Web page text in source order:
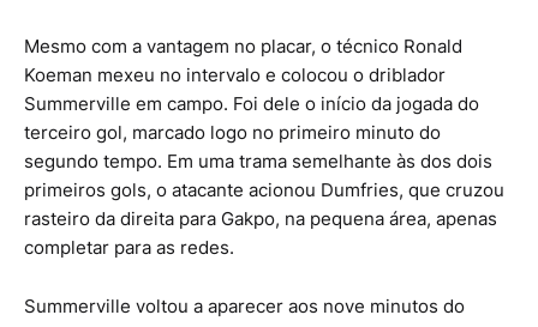
Mesmo com a vantagem no placar, o técnico Ronald
Koeman mexeu no intervalo e colocou o driblador
Summerville em campo. Foi dele o início da jogada do
terceiro gol, marcado logo no primeiro minuto do
segundo tempo. Em uma trama semelhante às dos dois
primeiros gols, o atacante acionou Dumfries, que cruzou
rasteiro da direita para Gakpo, na pequena área, apenas
completar para as redes.
Summerville voltou a aparecer aos nove minutos do